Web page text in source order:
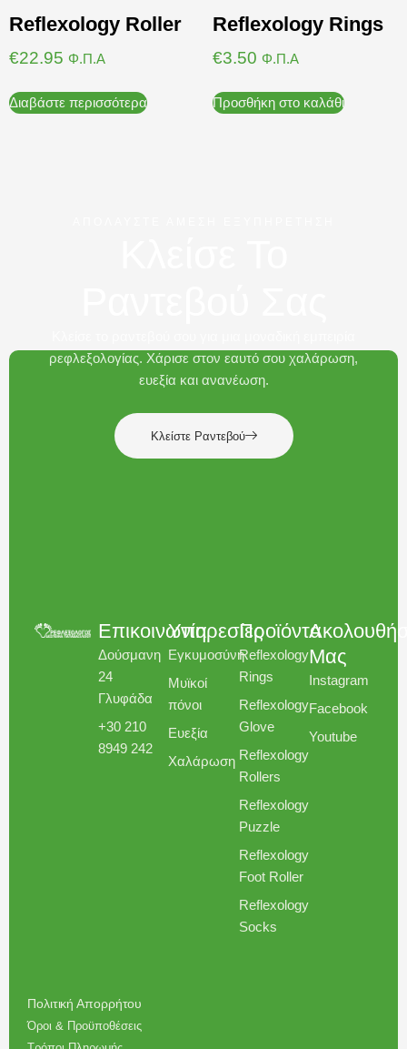
Reflexology Roller
€22.95 Φ.Π.Α
Διαβάστε περισσότερα
Reflexology Rings
€3.50 Φ.Π.Α
Προσθήκη στο καλάθι
ρεφλεξολογίας. Χάρισε στον εαυτό σου χαλάρωση,
ευεξία και ανανέωση.
Κλείστε Ραντεβού
Επικοινωνία
Δούσμανη
24
Γλυφάδα
+30 210
8949 242
Υπηρεσίες
Εγκυμοσύνη​
Μυϊκοί
πόνοι
Ευεξία
Χαλάρωση
Προϊόντα
Reflexology
Rings
Reflexology
Glove
Reflexology
Rollers
Reflexology
Puzzle
Reflexology
Foot Roller
Reflexology
Socks
Μας
Instagram
Facebook
Youtube
Πολιτική Απορρήτου
Όροι & Προϋποθέσεις